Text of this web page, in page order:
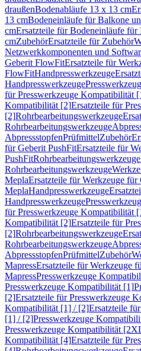
draußenBodenabläufe 13 x 13 cm
13 cmBodeneinläufe für Balkone
cmErsatzteile für Bodeneinläufe für
cmZubehörErsatzteile für Zubehör
Netzwerkkomponenten und
Geberit FlowFitErsatzteile für
FlowFitHandpresswerkzeuge
Handpresswerkzeuge
für Presswerkzeuge Kompatibilität
Kompatibilität [2]Ersatzteile für
[2]Rohrbearbeitungswerkzeuge
Rohrbearbeitungswerkzeuge
AbpressstopfenPrüfmittelZubehör
für Geberit PushFitErsatzteile für
PushFitRohrbearbeitungswerkzeuge
Rohrbearbeitungswerkzeuge
MeplaErsatzteile für Werkzeuge für
MeplaHandpresswerkzeuge
Handpresswerkzeuge
für Presswerkzeuge Kompatibilität
Kompatibilität [2]Ersatzteile für
[2]Rohrbearbeitungswerkzeuge
Rohrbearbeitungswerkzeuge
AbpressstopfenPrüfmittelZubehör
MapressErsatzteile für Werkzeuge
MapressPresswerkzeuge
Presswerkzeuge Kompatibilität [1]
[2]Ersatzteile für Presswerkzeuge
Kompatibilität [1] / [2]Ersatzteile
[1] / [2]Presswerkzeuge
Presswerkzeuge Kompatibilität
Kompatibilität [4]Ersatzteile für